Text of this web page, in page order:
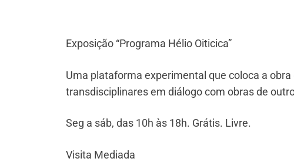
Exposição “Programa Hélio Oiticica”
Uma plataforma experimental que coloca a
transdisciplinares em diálogo com obras de
Seg a sáb, das 10h às 18h. Grátis. Livre.
Visita Mediada